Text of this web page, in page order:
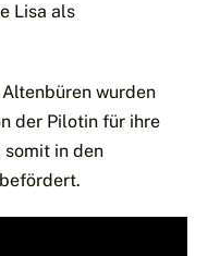
Lisa als
wurden
der Pilotin für ihre
in den